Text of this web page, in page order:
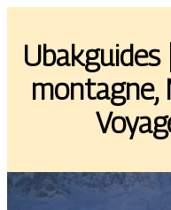
montagne,